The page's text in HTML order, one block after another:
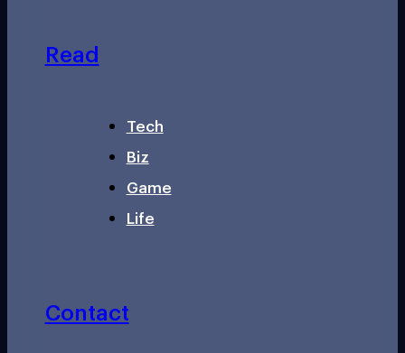
Read
Tech
Biz
Game
Life
Contact